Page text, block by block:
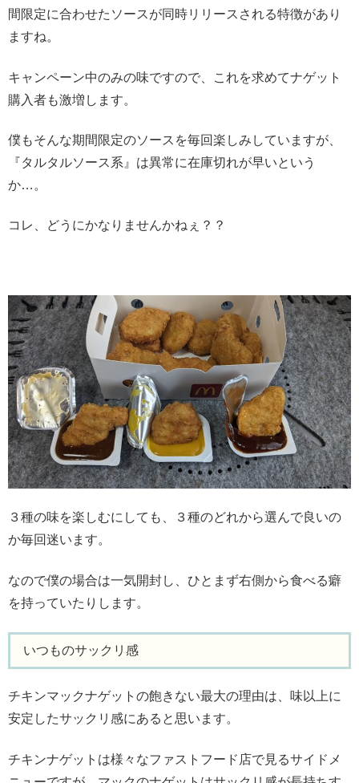
間限定に合わせたソースが同時リリースされる特徴があり
ますね。
キャンペーン中のみの味ですので、これを求めてナゲット
購入者も激増します。
僕もそんな期間限定のソースを毎回楽しみしていますが、
『タルタルソース系』は異常に在庫切れが早いという
か…。
コレ、どうにかなりませんかねぇ？？
３種の味を楽しむにしても、３種のどれから選んで良いの
か毎回迷います。
なので僕の場合は一気開封し、ひとまず右側から食べる癖
を持っていたりします。
いつものサックリ感
チキンマックナゲットの飽きない最大の理由は、味以上に
安定したサックリ感にあると思います。
チキンナゲットは様々なファストフード店で見るサイドメ